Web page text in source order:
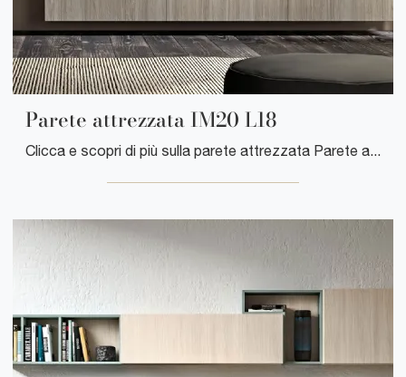
Parete attrezzata IM20 L18
Clicca e scopri di più sulla parete attrezzata Parete attrezzata IM20 L18 del marchio Clever: è la soluzione dalle linee moderne perfetta per te.